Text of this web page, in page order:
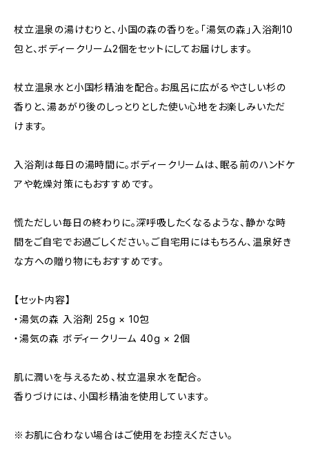
杖立温泉の湯けむりと、小国の森の香りを。「湯気の森」入浴剤10
包と、ボディークリーム2個をセットにしてお届けします。
杖立温泉水と小国杉精油を配合。お風呂に広がるやさしい杉の
香りと、湯あがり後のしっとりとした使い心地をお楽しみいただ
けます。
入浴剤は毎日の湯時間に。ボディークリームは、眠る前のハンドケ
アや乾燥対策にもおすすめです。
慌ただしい毎日の終わりに。深呼吸したくなるような、静かな時
間をご自宅でお過ごしください。ご自宅用にはもちろん、温泉好き
な方への贈り物にもおすすめです。
【セット内容】
・湯気の森 入浴剤 25g × 10包
・湯気の森 ボディークリーム 40g × 2個
肌に潤いを与えるため、杖立温泉水を配合。
香りづけには、小国杉精油を使用しています。
※お肌に合わない場合はご使用をお控えください。